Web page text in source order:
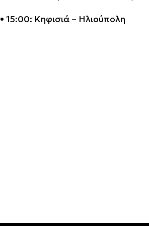
• 15:00: Κηφισιά – Ηλιούπολη